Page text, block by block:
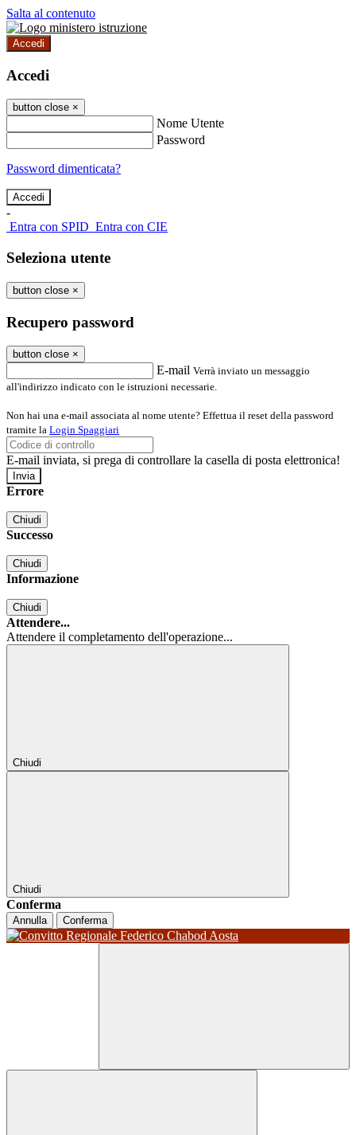
Salta al contenuto
Accedi
Accedi
button close ×
Nome Utente
Password
Password dimenticata?
-
Entra con SPID Entra con CIE
Seleziona utente
button close ×
Recupero password
button close ×
E-mail Verrà inviato un messaggio
all'indirizzo indicato con le istruzioni necessarie.
Non hai una e-mail associata al nome utente? Effettua il reset della password
tramite la Login Spaggiari
E-mail inviata, si prega di controllare la casella di posta elettronica!
Errore
Chiudi
Successo
Chiudi
Informazione
Chiudi
Attendere...
Attendere il completamento dell'operazione...
Chiudi
Chiudi
Conferma
Annulla Conferma